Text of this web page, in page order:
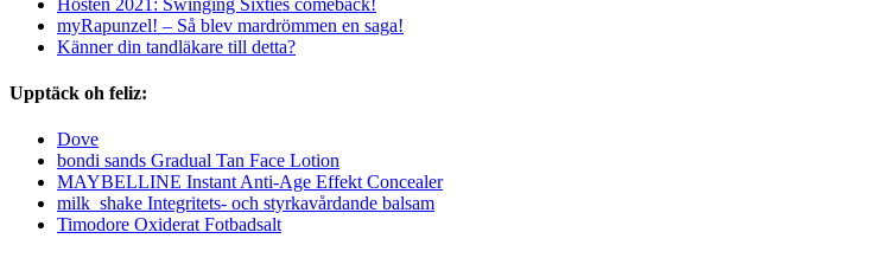
myRapunzel! – Så blev mardrömmen en saga!
Känner din tandläkare till detta?
Upptäck oh feliz:
Dove
bondi sands Gradual Tan Face Lotion
MAYBELLINE Instant Anti-Age Effekt Concealer
milk_shake Integritets- och styrkavårdande balsam
Timodore Oxiderat Fotbadsalt